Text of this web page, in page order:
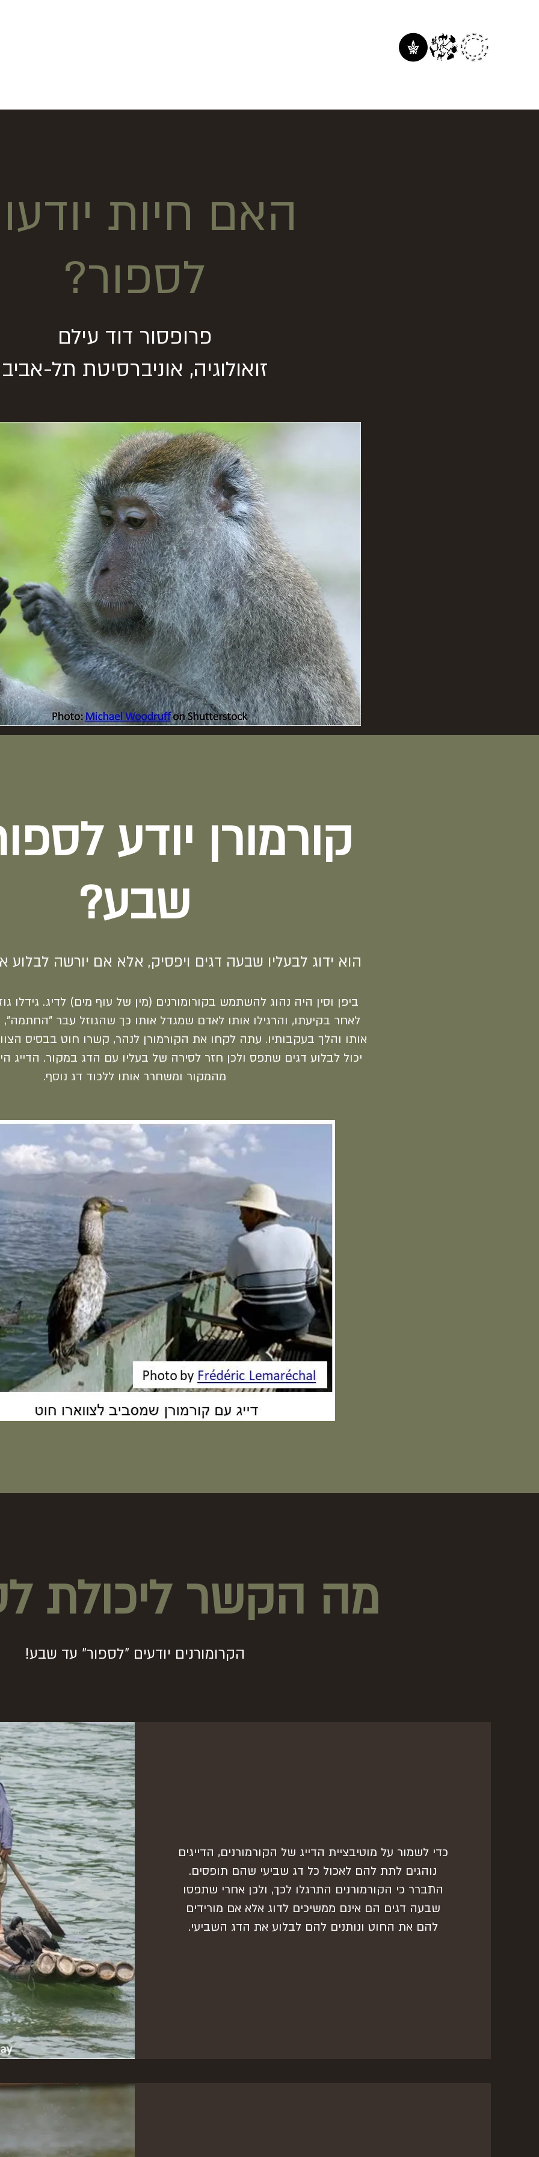
האם חיות
לספור?
פרופסור דוד עילם
זואולוגיה, אוניברסיטת תל-אביב
קורמורן יודע
שבע?
הוא ידוג לבעליו שבעה דגים ויפסיק, אלא אם יורשה לבלוע
ביפן וסין היה נהוג להשתמש בקורומורנים (מין של עוף מים) לדיג. גידלו
לאחר בקיעתו, והרגילו אותו לאדם שמגדל אותו כך שהגוזל עבר
אותו והלך בעקבותיו. עתה לקחו את הקורמורן לנהר, קשרו חוט בבסיס
יכול לבלוע דגים שתפס ולכן חזר לסירה של בעליו עם הדג במקור. הדייג
מהמקור ומשחרר אותו ללכוד דג נוסף.
מה הקשר ליכולת
הקרומורנים יודעים "לספור" עד שבע!
כדי לשמור על מוטיבציית הדייג של הקורמורנים, הדייגים
נוהגים לתת להם לאכול כל דג שביעי שהם תופסים.
התברר כי הקורמורנים התרגלו לכך, ולכן אחרי שתפסו
שבעה דגים הם אינם ממשיכים לדוג אלא אם מורידים
להם את החוט ונותנים להם לבלוע את הדג השביעי.